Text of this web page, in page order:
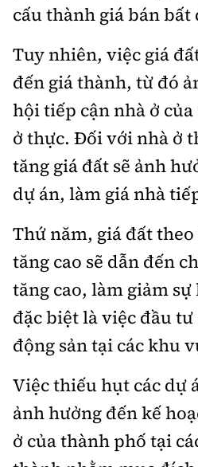
cấu thành giá bán bất
Tuy nhiên, việc giá
đến giá thành, từ đó
hội tiếp cận nhà ở
ở thực. Đối với nhà ở
tăng giá đất sẽ ảnh
dự án, làm giá nhà
Thứ năm, giá đất
tăng cao sẽ dẫn đến
tăng cao, làm giảm
đặc biệt là việc đầu tư
động sản tại các khu
Việc thiếu hụt các dự
ảnh hưởng đến kế
ở của thành phố tại